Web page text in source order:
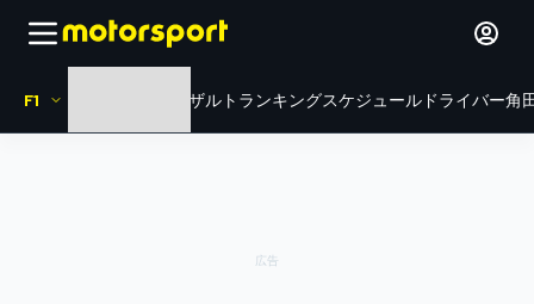
F1 リザルト ランキングスケジュール ドライバー角